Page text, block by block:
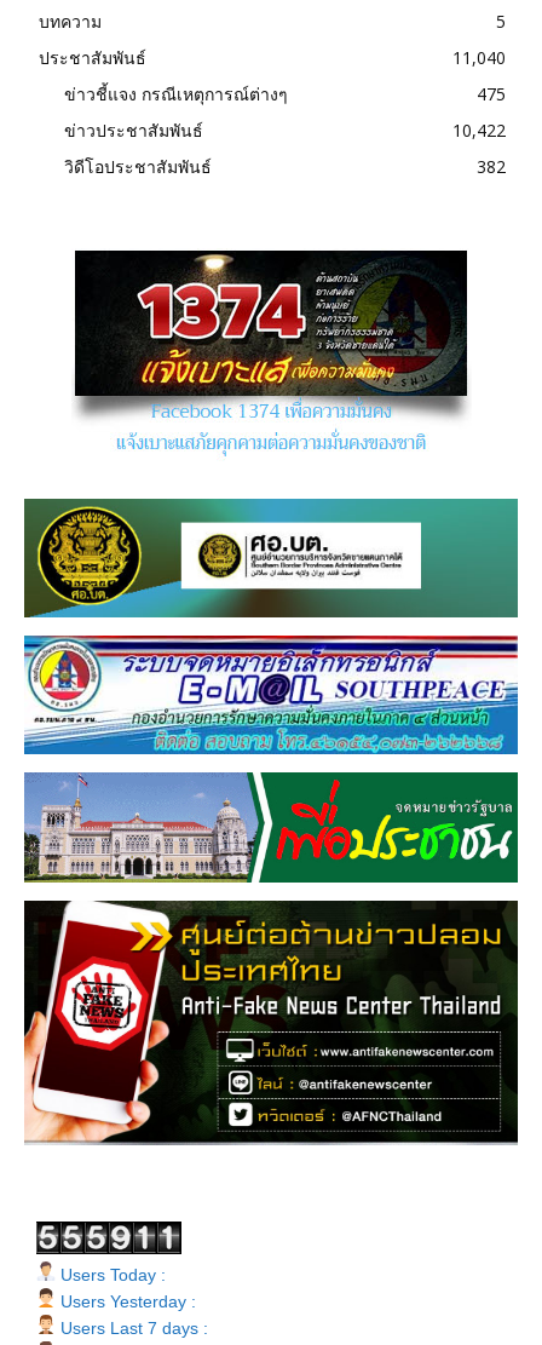
บทความ
5
ประชาสัมพันธ์
11,040
ข่าวชี้แจง กรณีเหตุการณ์ต่างๆ
475
ข่าวประชาสัมพันธ์
10,422
วิดีโอประชาสัมพันธ์
382
Users Today :
Users Yesterday :
Users Last 7 days :